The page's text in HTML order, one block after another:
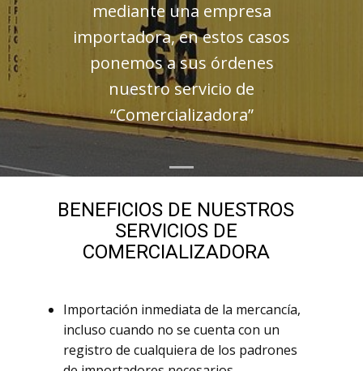
mediante una empresa
importadora, en estos casos
ponemos a sus órdenes
nuestro servicio de
“Comercializadora”
BENEFICIOS DE NUESTROS
SERVICIOS DE
COMERCIALIZADORA
Importación inmediata de la mercancía,
incluso cuando no se cuenta con un
registro de cualquiera de los padrones